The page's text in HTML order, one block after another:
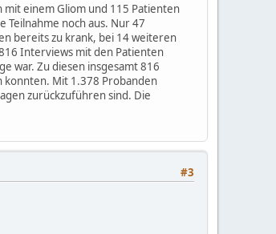
einem Gliom und 115 Patienten
noch aus. Nur 47
bereits zu krank, bei 14 weiteren
Interviews mit den Patienten
war. Zu diesen insgesamt 816
Mit 1.378 Probanden
zurückzuführen sind. Die
#3